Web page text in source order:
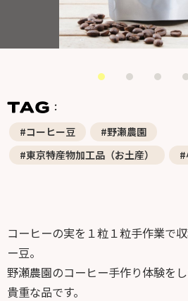
#コーヒー豆
#野瀬農園
#東京特産物加工品（お土産）
コーヒーの実を１粒１粒手作業で
ー豆。
野瀬農園のコーヒー手作り体験を
貴重な品です。